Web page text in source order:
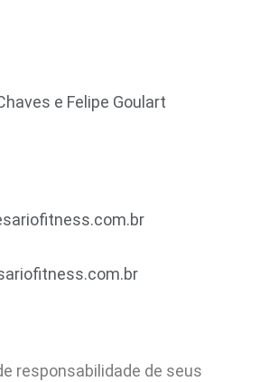
e Felipe Goulart
responsabilidade de seus